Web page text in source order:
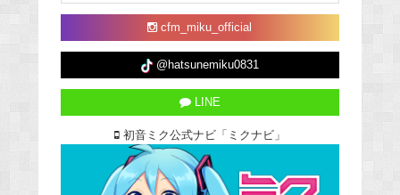
cfm_miku_official
@hatsunemiku0831
LINE
初音ミク公式ナビ「ミクナビ」